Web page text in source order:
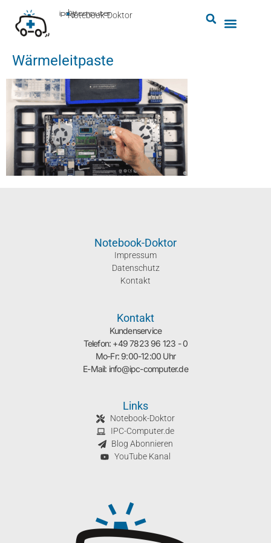
Notebook-Doktor
by
■
ipc-computer
Wärmeleitpaste
Notebook-Doktor
Impressum
Datenschutz
Kontakt
Kontakt
Kundenservice
Telefon: +49 7823 96 123 - 0
Mo-Fr: 9:00-12:00 Uhr
E-Mail: info@ipc-computer.de
Links
Notebook-Doktor
IPC-Computer.de
Blog Abonnieren
YouTube Kanal